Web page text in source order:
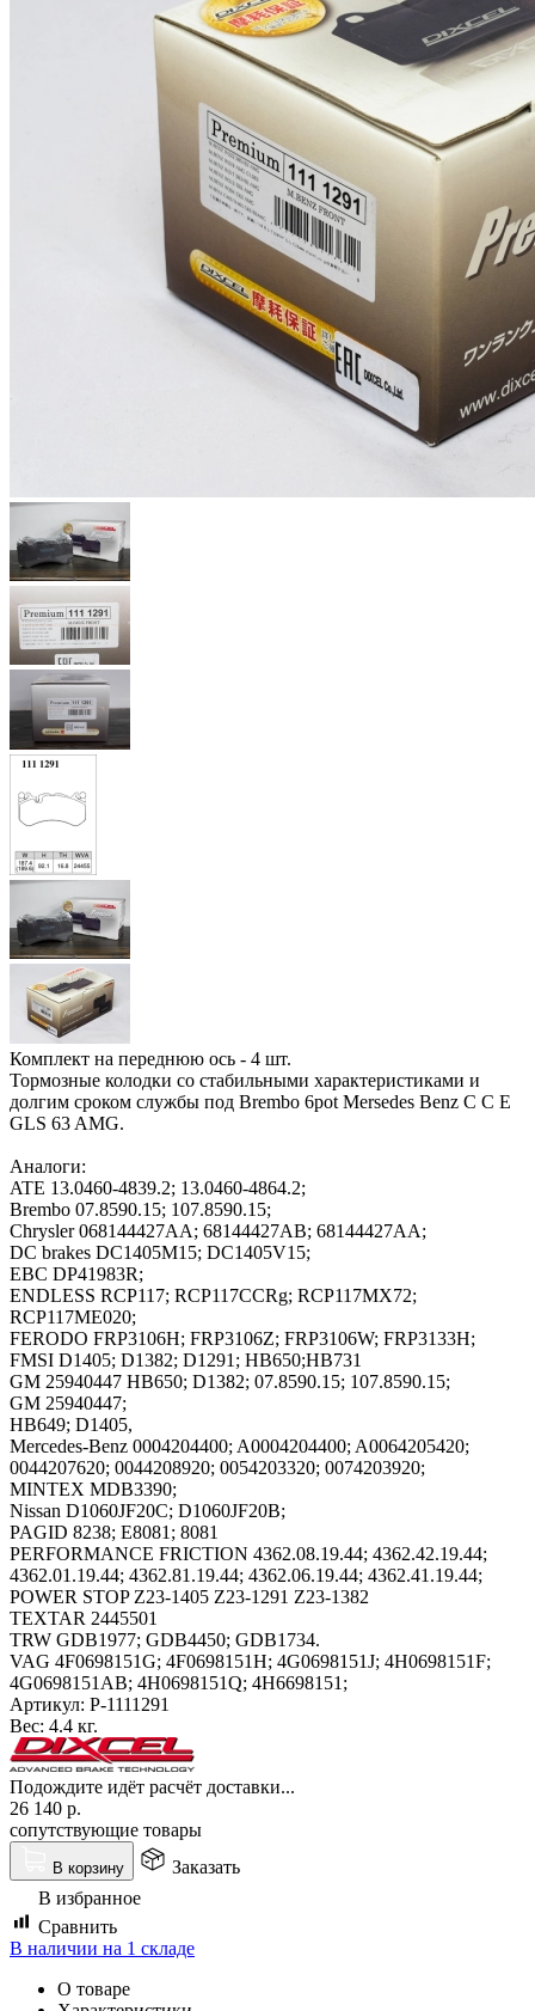
Комплект на переднюю ось - 4 шт.
Тормозные колодки со стабильными характеристиками и
долгим сроком службы под Brembo 6pot Mersedes Benz C C E
GLS 63 AMG.
Аналоги:
ATE 13.0460-4839.2; 13.0460-4864.2;
Brembo 07.8590.15; 107.8590.15;
Chrysler 068144427AA; 68144427AB; 68144427AA;
DC brakes DC1405M15; DC1405V15;
EBC DP41983R;
ENDLESS RCP117; RCP117CCRg; RCP117MX72;
RCP117ME020;
FERODO FRP3106H; FRP3106Z; FRP3106W; FRP3133H;
FMSI D1405; D1382; D1291; HB650;HB731
GM 25940447 HB650; D1382; 07.8590.15; 107.8590.15;
GM 25940447;
HB649; D1405,
Mercedes-Benz 0004204400; A0004204400; A0064205420;
0044207620; 0044208920; 0054203320; 0074203920;
MINTEX MDB3390;
Nissan D1060JF20C; D1060JF20B;
PAGID 8238; E8081; 8081
PERFORMANCE FRICTION 4362.08.19.44; 4362.42.19.44;
4362.01.19.44; 4362.81.19.44; 4362.06.19.44; 4362.41.19.44;
POWER STOP Z23-1405 Z23-1291 Z23-1382
TEXTAR 2445501
TRW GDB1977; GDB4450; GDB1734.
VAG 4F0698151G; 4F0698151H; 4G0698151J; 4H0698151F;
4G0698151AB; 4H0698151Q; 4H6698151;
Артикул: P-1111291
Вес: 4.4 кг.
Подождите идёт расчёт доставки...
26 140 р.
сопутствующие товары
В корзину
Заказать
В избранное
Сравнить
В наличии на 1 складе
О товаре